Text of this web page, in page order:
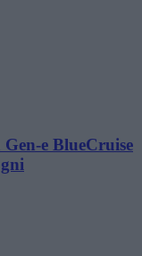
e BlueCruise